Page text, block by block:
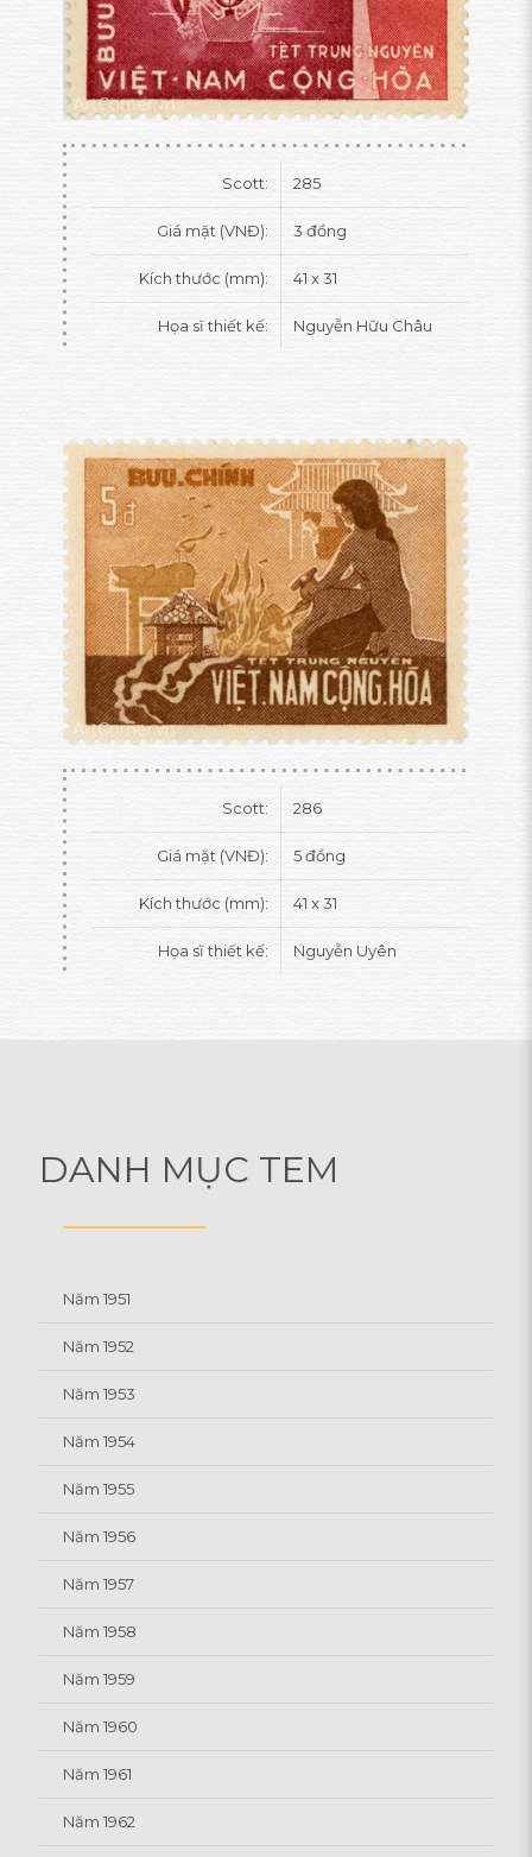
Scott: 285
Giá mặt (VNĐ): 3 đồng
Kích thước (mm): 41 x 31
Họa sĩ thiết kế: Nguyễn Hữu Châu
Scott: 286
Giá mặt (VNĐ): 5 đồng
Kích thước (mm): 41 x 31
Họa sĩ thiết kế: Nguyễn Uyên
DANH MỤC TEM
Năm 1951
Năm 1952
Năm 1953
Năm 1954
Năm 1955
Năm 1956
Năm 1957
Năm 1958
Năm 1959
Năm 1960
Năm 1961
Năm 1962